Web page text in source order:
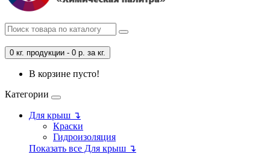
0 кг. продукции - 0 р. за кг.
В корзине пусто!
Категории
Для крыш ↴
Краски
Гидроизоляция
Показать все Для крыш ↴